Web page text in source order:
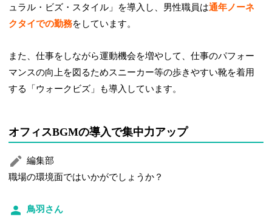
ュラル・ビズ・スタイル」を導入し、男性職員は通年ノーネ
クタイでの勤務をしています。
また、仕事をしながら運動機会を増やして、仕事のパフォー
マンスの向上を図るためスニーカー等の歩きやすい靴を着用
する「ウォークビズ」も導入しています。
オフィスBGMの導入で集中力アップ
編集部
職場の環境面ではいかがでしょうか？
鳥羽さん